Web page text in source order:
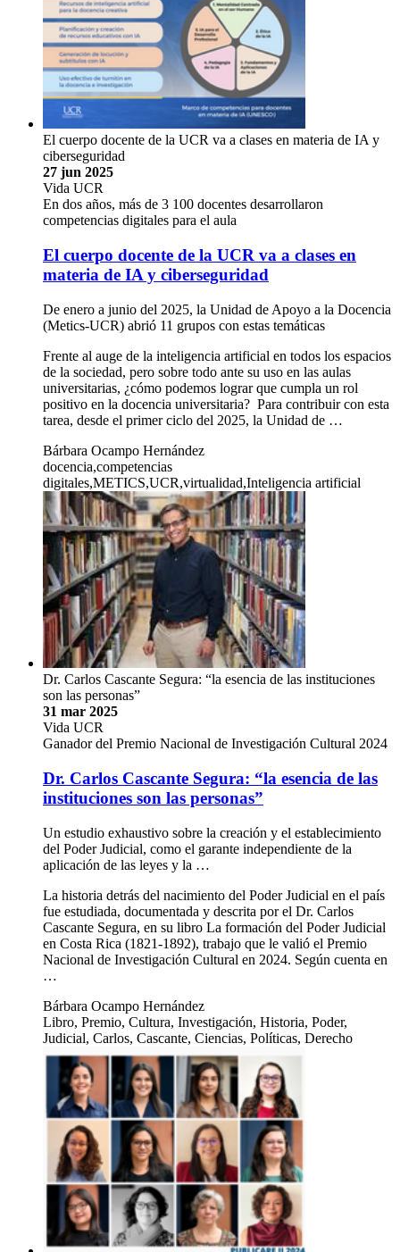
El cuerpo docente de la UCR va a clases en materia de IA y
ciberseguridad
27 jun 2025
Vida UCR
En dos años, más de 3 100 docentes desarrollaron
competencias digitales para el aula
El cuerpo docente de la UCR va a clases en
materia de IA y ciberseguridad
De enero a junio del 2025, la Unidad de Apoyo a la Docencia
(Metics-UCR) abrió 11 grupos con estas temáticas
Frente al auge de la inteligencia artificial en todos los espacios
de la sociedad, pero sobre todo ante su uso en las aulas
universitarias, ¿cómo podemos lograr que cumpla un rol
positivo en la docencia universitaria? Para contribuir con esta
tarea, desde el primer ciclo del 2025, la Unidad de …
Bárbara Ocampo Hernández
docencia,competencias
digitales,METICS,UCR,virtualidad,Inteligencia artificial
Dr. Carlos Cascante Segura: “la esencia de las instituciones
son las personas”
31 mar 2025
Vida UCR
Ganador del Premio Nacional de Investigación Cultural 2024
Dr. Carlos Cascante Segura: “la esencia de las
instituciones son las personas”
Un estudio exhaustivo sobre la creación y el establecimiento
del Poder Judicial, como el garante independiente de la
aplicación de las leyes y la …
La historia detrás del nacimiento del Poder Judicial en el país
fue estudiada, documentada y descrita por el Dr. Carlos
Cascante Segura, en su libro La formación del Poder Judicial
en Costa Rica (1821-1892), trabajo que le valió el Premio
Nacional de Investigación Cultural en 2024. Según cuenta en
…
Bárbara Ocampo Hernández
Libro, Premio, Cultura, Investigación, Historia, Poder,
Judicial, Carlos, Cascante, Ciencias, Políticas, Derecho